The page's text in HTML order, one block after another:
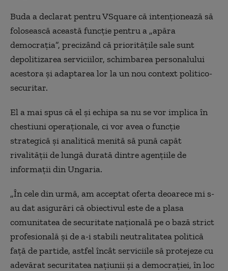
Buda a declarat pentru VSquare că intenționează să
folosească această funcție pentru a „apăra
democrația”, precizând că prioritățile sale sunt
depolitizarea serviciilor, schimbarea personalului
acestora și adaptarea lor la un nou context politico-
securitar.
El a mai spus că el și echipa sa nu se vor implica în
chestiuni operaționale, ci vor avea o funcție
strategică și analitică menită să pună capăt
rivalității de lungă durată dintre agențiile de
informații din Ungaria.
„În cele din urmă, am acceptat oferta deoarece mi s-
au dat asigurări că obiectivul este de a plasa
comunitatea de securitate națională pe o bază strict
profesională și de a-i stabili neutralitatea politică
față de partide, astfel încât serviciile să protejeze cu
adevărat securitatea națiunii și a democrației, în loc